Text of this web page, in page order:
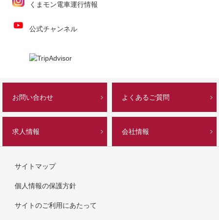
くまモン電車運行情報
公式チャンネル
お問い合わせ よくあるご質問
求人情報 会社情報
サイトマップ
個人情報の保護方針
サイトのご利用にあたって